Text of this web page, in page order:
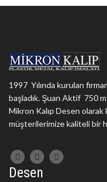
1997 Yılında kurulan
başladık. Şuan Aktif 750
Mikron Kalıp Desen
müşterilerimize kaliteli bir
Desen